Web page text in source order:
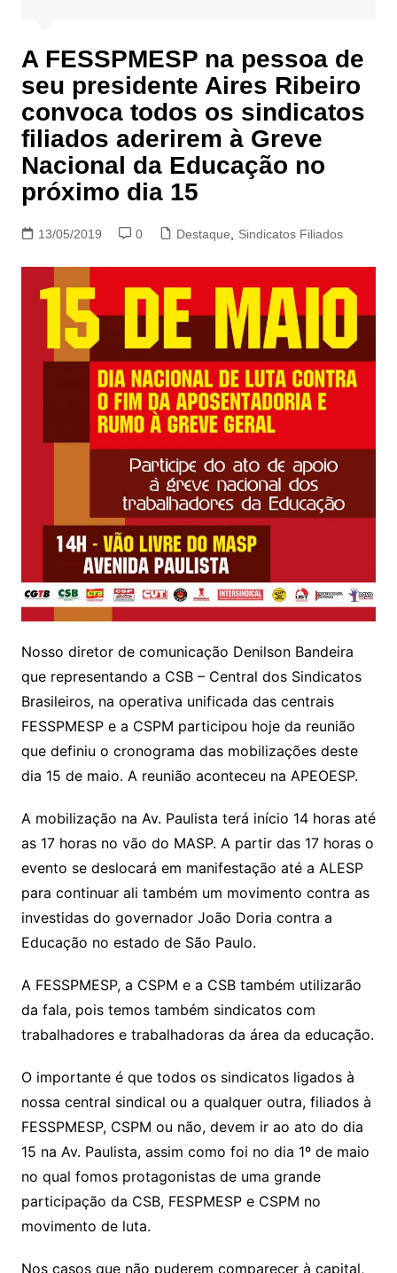
A FESSPMESP na pessoa de
seu presidente Aires Ribeiro
convoca todos os sindicatos
filiados aderirem à Greve
Nacional da Educação no
próximo dia 15
13/05/2019 0 Destaque Sindicatos Filiados
Nosso diretor de comunicação Denilson Bandeira
que representando a CSB – Central dos Sindicatos
Brasileiros, na operativa unificada das centrais
FESSPMESP e a CSPM participou hoje da reunião
que definiu o cronograma das mobilizações deste
dia 15 de maio. A reunião aconteceu na APEOESP.
A mobilização na Av. Paulista terá início 14 horas até
as 17 horas no vão do MASP. A partir das 17 horas o
evento se deslocará em manifestação até a ALESP
para continuar ali também um movimento contra as
investidas do governador João Doria contra a
Educação no estado de São Paulo.
A FESSPMESP, a CSPM e a CSB também utilizarão
da fala, pois temos também sindicatos com
trabalhadores e trabalhadoras da área da educação.
O importante é que todos os sindicatos ligados à
nossa central sindical ou a qualquer outra, filiados à
FESSPMESP, CSPM ou não, devem ir ao ato do dia
15 na Av. Paulista, assim como foi no dia 1º de maio
no qual fomos protagonistas de uma grande
participação da CSB, FESPMESP e CSPM no
movimento de luta.
Nos casos que não puderem comparecer à capital,